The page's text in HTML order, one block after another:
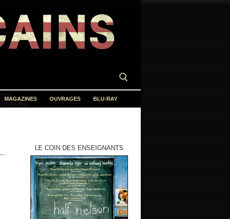
MAGAZINES OUVRAGES BLU-RAY
LE COIN DES ENSEIGNANTS